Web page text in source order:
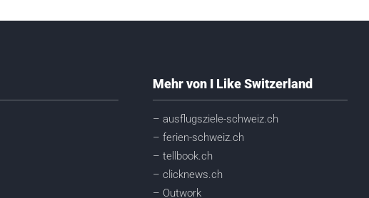
Mehr von I Like Switzerland
– ausflugsziele-schweiz.ch
– ferien-schweiz.ch
– tellbook.ch
– clicknews.ch
– Outwork